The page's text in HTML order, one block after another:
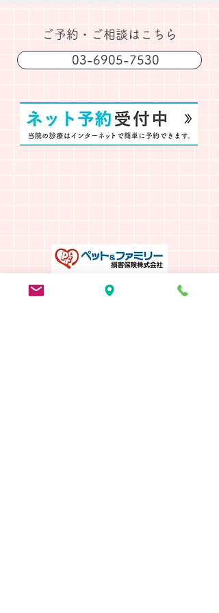
​ご予約・ご相談はこちら
03-6905-7530